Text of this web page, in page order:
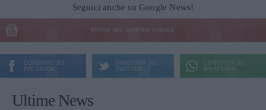
Seguici anche su Google News!
ENTRA NEL NOSTRO CANALE
CONDIVIDI SU
FACEBOOK
CONDIVIDI SU
TWITTER
CONDIVIDI SU
WHATSAPP
Ultime News